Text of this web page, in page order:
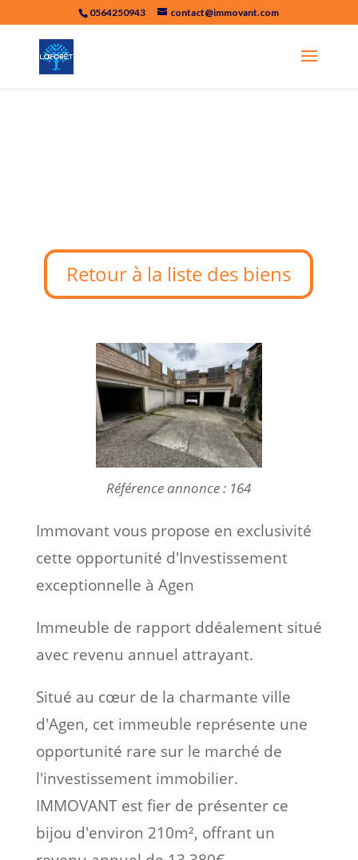
0564250943 contact@immovant.com
Retour à la liste des biens
Référence annonce : 164
Immovant vous propose en exclusivité
cette opportunité d'Investissement
exceptionnelle à Agen
Immeuble de rapport ddéalement situé
avec revenu annuel attrayant.
Situé au cœur de la charmante ville
d'Agen, cet immeuble représente une
opportunité rare sur le marché de
l'investissement immobilier.
IMMOVANT est fier de présenter ce
bijou d'environ 210m², offrant un